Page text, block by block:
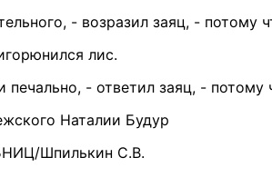
- возразил заяц, - потому
лис.
печально, - ответил заяц, -
Наталии Будур
Шпилькин С.В.